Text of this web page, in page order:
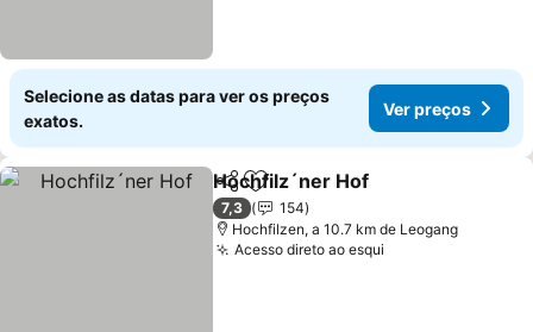
Selecione as datas para ver os preços
exatos.
Ver preços
PartilharAdicionar aos favoritos
Hochfilz´ner Hof
7,3
154
Hochfilzen, a 10.7 km de Leogang
Acesso direto ao esqui